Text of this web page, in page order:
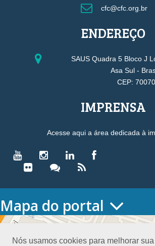
Nós usamos cookies para melhorar
cfc@cfc.org.br
ENDEREÇO
SAUS Quadra 5 Bloco J
Asa Sul -
CEP:
IMPRENSA
Acesse aqui a área dedicada à
Mapa do portal
HOME
Conselho Diretor